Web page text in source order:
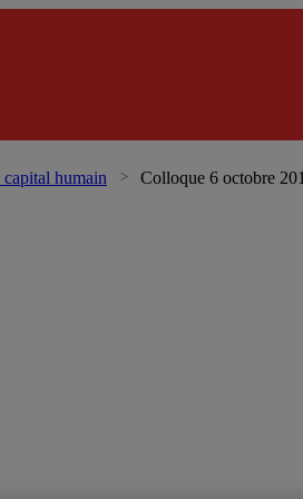
humain Colloque 6 octobre